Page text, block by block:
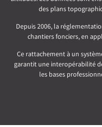
des plans
Depuis 2006, la
chantiers fonciers, en
Ce rattachement à un
garantit une interopérabilité
les bases